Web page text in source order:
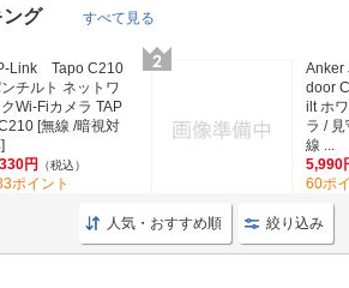
グ すべて見る
Link Tapo C210
チルト ネットワ
Wi-Fiカメラ TAP
[無線 /暗視対
円
（税込）
ポイント
door
ilt ホ
ラ /
線 ...
5,990
60ポ
人気・おすすめ順 絞り込み